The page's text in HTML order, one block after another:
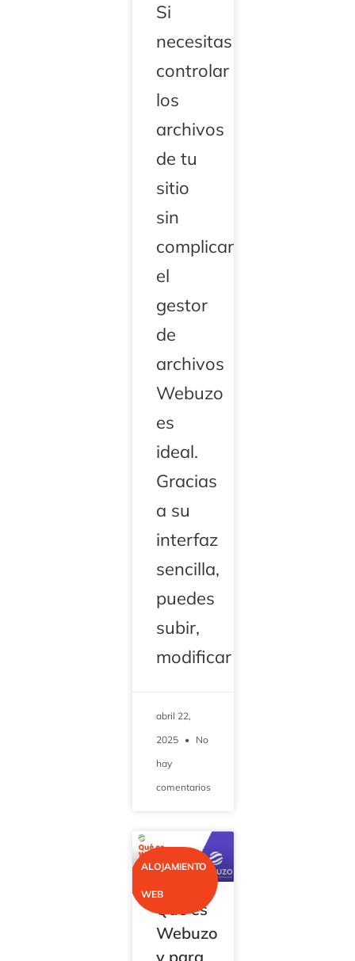
Si
necesitas
controlar
los
archivos
de tu
sitio
sin
complicarte,
el
gestor
de
archivos
Webuzo
es
ideal.
Gracias
a su
interfaz
sencilla,
puedes
subir,
modificar
abril 22,
2025
No
hay
comentarios
ALOJAMIENTO
WEB
Qué es
Webuzo
y para